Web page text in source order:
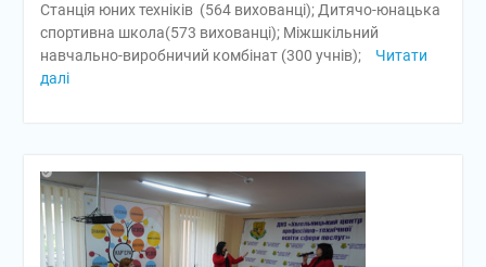
Станція юних техніків (564 вихованці); Дитячо-юнацька
спортивна школа(573 вихованці); Міжшкільний
навчально-виробничий комбінат (300 учнів);
Читати
далі